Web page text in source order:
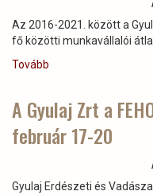
vendége
2022-
Az 2016-2021. között a
fő közötti munkavállalói
Tovább
Gyulaj
Zrt.-
nél)
A Gyulaj Zrt a
február 17-20
Gyulaj Erdészeti és